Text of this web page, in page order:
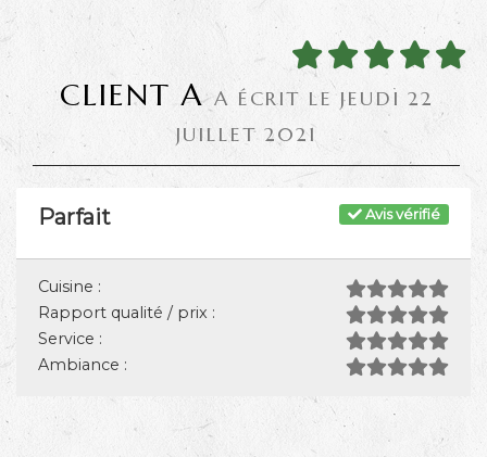
CLIENT A A ÉCRIT LE JEUDI 22
JUILLET 2021
Avis vérifié
Parfait
Cuisine :
Rapport qualité / prix :
Service :
Ambiance :